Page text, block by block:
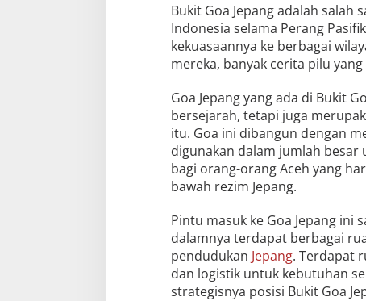
Bukit Goa Jepang adalah salah
Indonesia selama Perang
kekuasaannya ke berbagai
mereka, banyak cerita pilu
Goa Jepang yang ada di Bukit
bersejarah, tetapi juga
itu. Goa ini dibangun dengan
digunakan dalam jumlah
bagi orang-orang Aceh yang
bawah rezim Jepang.
Pintu masuk ke Goa Jepang ini
dalamnya terdapat berbagai
pendudukan Jepang. Terdapat
dan logistik untuk kebutuhan
strategisnya posisi Bukit Goa